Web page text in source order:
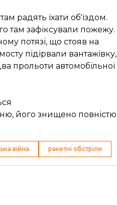
радять їхати об'їздом.
там зафіксували пожежу.
потязі, що стояв на
підірвали вантажівку,
прольоти автомобільної
його знищено повністю
війна ракетні обстріли